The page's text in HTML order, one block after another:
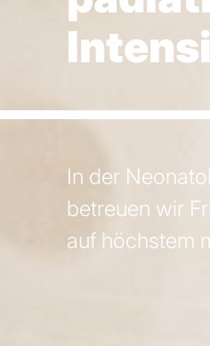
In der
betreuen wir
auf höchstem